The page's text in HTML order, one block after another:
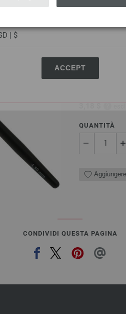
ACCEPT
Ago
Ago
cm
3,18 $
QUANTITÀ
CONDIVIDI QUESTA PAGINA